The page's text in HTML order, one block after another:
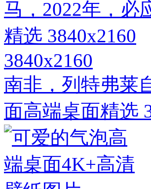
3840x2160
南非，列特弗莱
面高端桌面精选